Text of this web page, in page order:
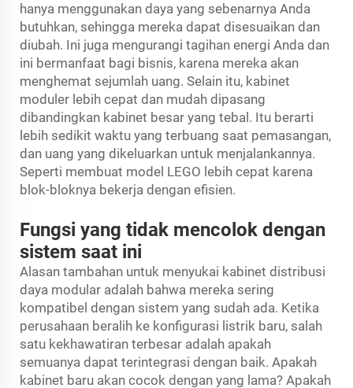
hanya menggunakan daya yang sebenarnya Anda
butuhkan, sehingga mereka dapat disesuaikan dan
diubah. Ini juga mengurangi tagihan energi Anda dan
ini bermanfaat bagi bisnis, karena mereka akan
menghemat sejumlah uang. Selain itu, kabinet
moduler lebih cepat dan mudah dipasang
dibandingkan kabinet besar yang tebal. Itu berarti
lebih sedikit waktu yang terbuang saat pemasangan,
dan uang yang dikeluarkan untuk menjalankannya.
Seperti membuat model LEGO lebih cepat karena
blok-bloknya bekerja dengan efisien.
Fungsi yang tidak mencolok dengan
sistem saat ini
Alasan tambahan untuk menyukai kabinet distribusi
daya modular adalah bahwa mereka sering
kompatibel dengan sistem yang sudah ada. Ketika
perusahaan beralih ke konfigurasi listrik baru, salah
satu kekhawatiran terbesar adalah apakah
semuanya dapat terintegrasi dengan baik. Apakah
kabinet baru akan cocok dengan yang lama? Apakah